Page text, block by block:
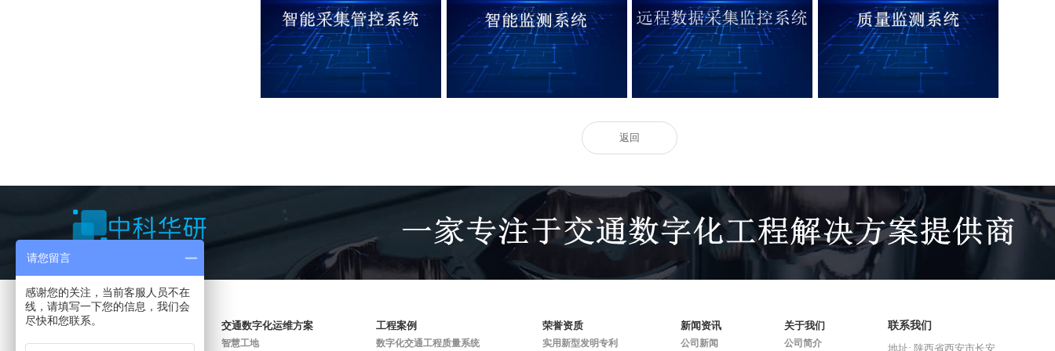
延度试验数据智能采集管控系统 强夯施工智能监测系统 试验机远程数据采集监控系统 水稳搅拌站质量监测系统
返回
智慧工地（施工）方案
拌合站智能监控
交通数字化运维方案
智慧工地
工程案例
数字化交通工程质量系统
荣誉资质
实用新型发明专利
新闻资讯
公司新闻
关于我们
公司简介
联系我们
地址: 陕西省西安市长安
请您留言
感谢您的关注，当前客服人员不在
线，请填写一下您的信息，我们会
尽快和您联系。